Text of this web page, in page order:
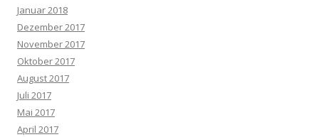
Januar 2018
Dezember 2017
November 2017
Oktober 2017
August 2017
Juli 2017
Mai 2017
April 2017